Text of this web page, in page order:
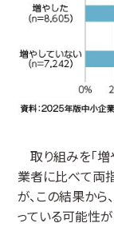
取り組みを「増
業者に比べて両
が、この結果か
っている可能性が